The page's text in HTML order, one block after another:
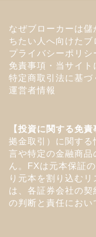
なぜブローカーは
ちたい人へ向けた
プライバシーポリシ
免責事項・当サイト
特定商取引法に基づ
運営者情報
【投資に関する免責
拠金取引）に関す
言や特定の金融商
ん。FXは元本保証
り元本を割り込む
は、各証券会社の
の判断と責任におい